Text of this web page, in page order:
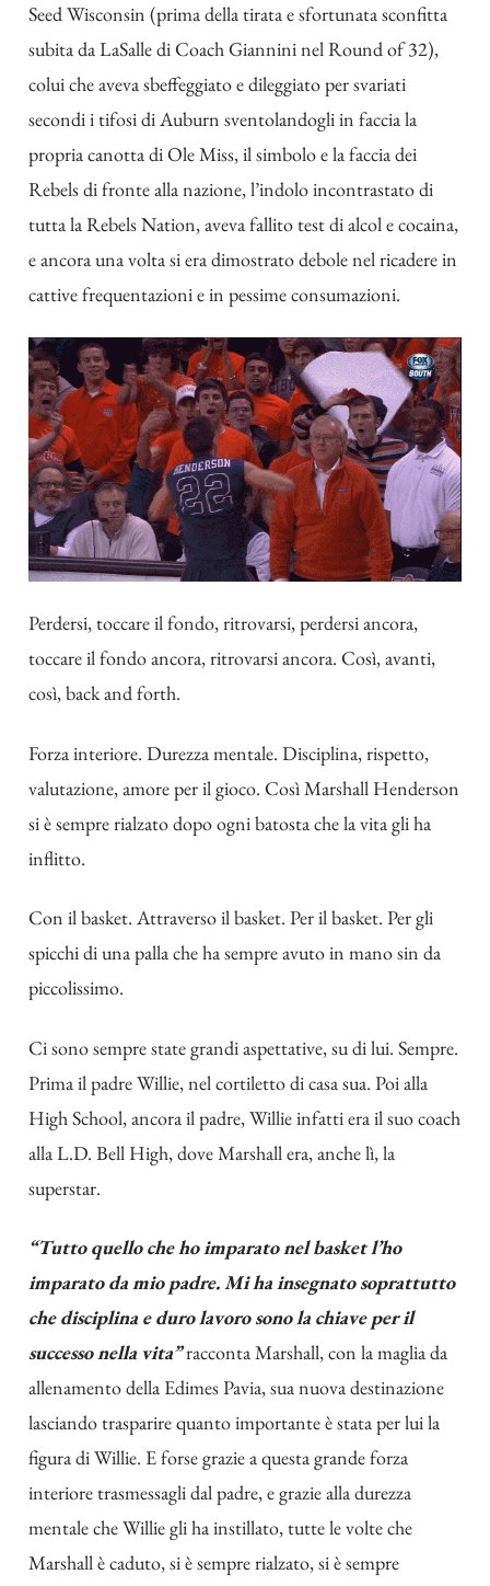
Seed Wisconsin (prima della tirata e sfortunata sconfitta
subita da LaSalle di Coach Giannini nel Round of 32),
colui che aveva sbeffeggiato e dileggiato per svariati
secondi i tifosi di Auburn sventolandogli in faccia la
propria canotta di Ole Miss, il simbolo e la faccia dei
Rebels di fronte alla nazione, l’indolo incontrastato di
tutta la Rebels Nation, aveva fallito test di alcol e cocaina,
e ancora una volta si era dimostrato debole nel ricadere in
cattive frequentazioni e in pessime consumazioni.
Perdersi, toccare il fondo, ritrovarsi, perdersi ancora,
toccare il fondo ancora, ritrovarsi ancora. Così, avanti,
così, back and forth.
Forza interiore. Durezza mentale. Disciplina, rispetto,
valutazione, amore per il gioco. Così Marshall Henderson
si è sempre rialzato dopo ogni batosta che la vita gli ha
inflitto.
Con il basket. Attraverso il basket. Per il basket. Per gli
spicchi di una palla che ha sempre avuto in mano sin da
piccolissimo.
Ci sono sempre state grandi aspettative, su di lui. Sempre.
Prima il padre Willie, nel cortiletto di casa sua. Poi alla
High School, ancora il padre, Willie infatti era il suo coach
alla L.D. Bell High, dove Marshall era, anche lì, la
superstar.
“Tutto quello che ho imparato nel basket l’ho
imparato da mio padre. Mi ha insegnato soprattutto
che disciplina e duro lavoro sono la chiave per il
successo nella vita”racconta Marshall, con la maglia da
allenamento della Edimes Pavia, sua nuova destinazione
lasciando trasparire quanto importante è stata per lui la
figura di Willie. E forse grazie a questa grande forza
interiore trasmessagli dal padre, e grazie alla durezza
mentale che Willie gli ha instillato, tutte le volte che
Marshall è caduto, si è sempre rialzato, si è sempre